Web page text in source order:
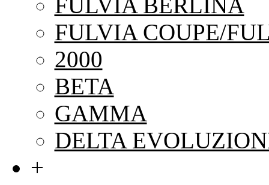
FULVIA COUPE/
2000
BETA
GAMMA
DELTA
+